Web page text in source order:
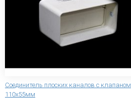
Соединитель плоских каналов с клапаном
110х55мм